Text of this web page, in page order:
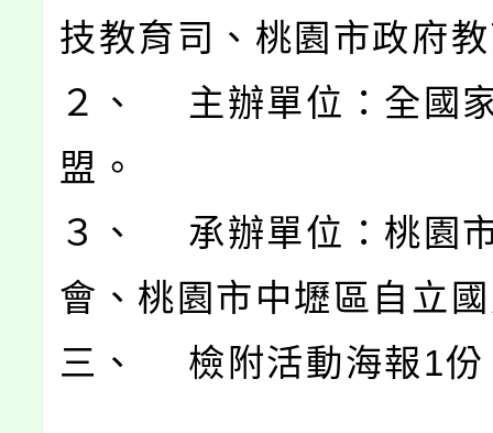
技教育司、桃園市政府
２、 主辦單位：全國
盟。
３、 承辦單位：桃園
會、桃園市中壢區自立
三、 檢附活動海報1份